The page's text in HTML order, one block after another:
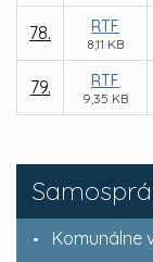
Komunálne
78. RTF
8,11 KB
79. RTF
9,35 KB